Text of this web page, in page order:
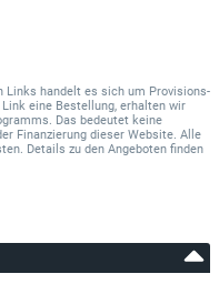
Links handelt es sich um Provisions-
eine Bestellung, erhalten wir
Das bedeutet keine
Finanzierung dieser Website. Alle
Details zu den Angeboten finden